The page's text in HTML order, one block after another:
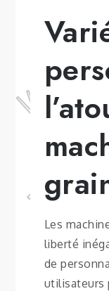
Les
liberté
de
utilisateurs